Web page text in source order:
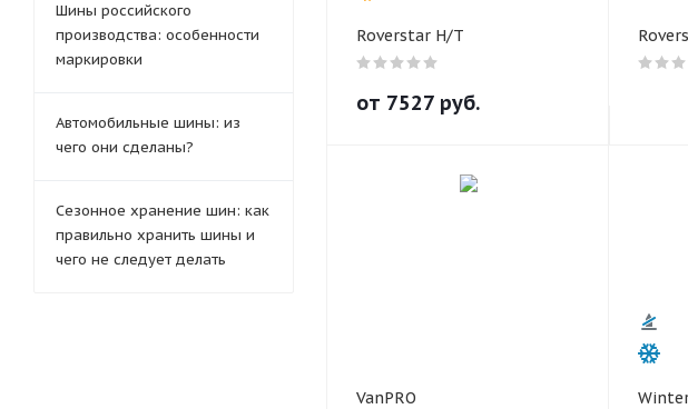
Roverstar H/T
от 7527 руб.
VanPRO
Шины российского
производства: особенности
маркировки
Автомобильные шины: из
чего они сделаны?
Сезонное хранение шин: как
правильно хранить шины и
чего не следует делать